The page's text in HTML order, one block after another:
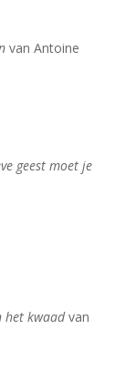
van Antoine
geest moet je
het kwaad van